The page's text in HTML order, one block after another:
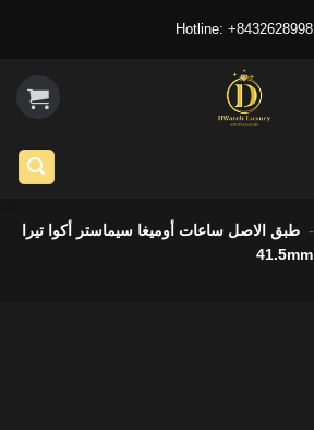
Hotline: +8432628998
- طبق الاصل ساعات أوميغا سيماستر أكوا تيرا